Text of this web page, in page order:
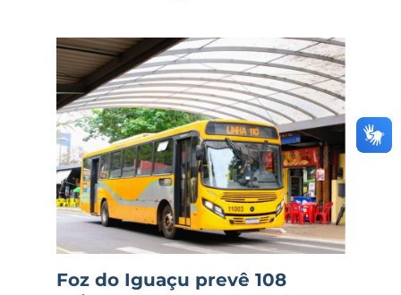
Foz do Iguaçu prevê 108